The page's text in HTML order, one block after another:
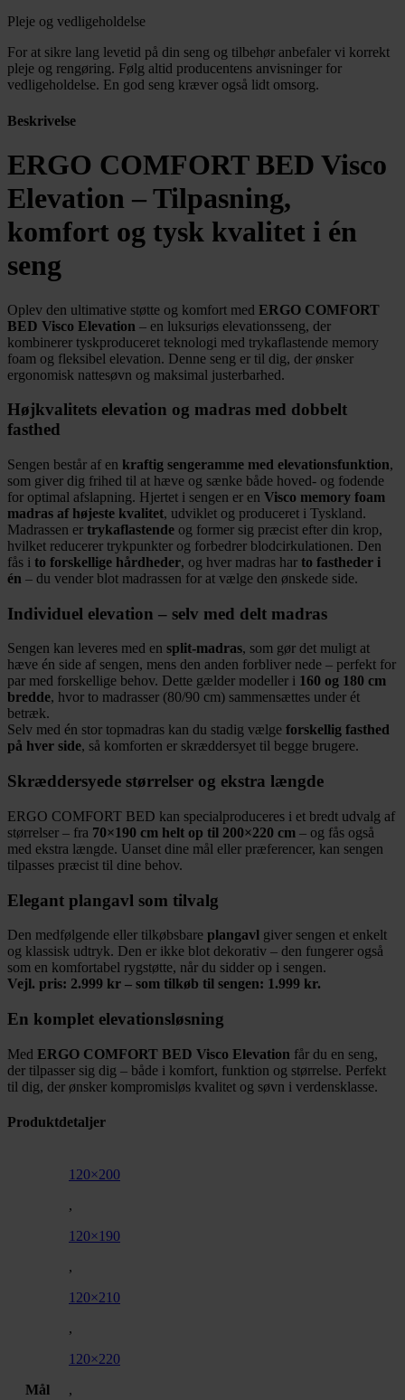
Pleje og vedligeholdelse
For at sikre lang levetid på din seng og tilbehør anbefaler vi korrekt
pleje og rengøring. Følg altid producentens anvisninger for
vedligeholdelse. En god seng kræver også lidt omsorg.
Beskrivelse
ERGO COMFORT BED Visco
Elevation – Tilpasning,
komfort og tysk kvalitet i én
seng
Oplev den ultimative støtte og komfort med ERGO COMFORT
BED Visco Elevation – en luksuriøs elevationsseng, der
kombinerer tyskproduceret teknologi med trykaflastende memory
foam og fleksibel elevation. Denne seng er til dig, der ønsker
ergonomisk nattesøvn og maksimal justerbarhed.
Højkvalitets elevation og madras med dobbelt
fasthed
Sengen består af en kraftig sengeramme med elevationsfunktion,
som giver dig frihed til at hæve og sænke både hoved- og fodende
for optimal afslapning. Hjertet i sengen er en Visco memory foam
madras af højeste kvalitet, udviklet og produceret i Tyskland.
Madrassen er trykaflastende og former sig præcist efter din krop,
hvilket reducerer trykpunkter og forbedrer blodcirkulationen. Den
fås i to forskellige hårdheder, og hver madras har to fastheder i
én – du vender blot madrassen for at vælge den ønskede side.
Individuel elevation – selv med delt madras
Sengen kan leveres med en split-madras, som gør det muligt at
hæve én side af sengen, mens den anden forbliver nede – perfekt for
par med forskellige behov. Dette gælder modeller i 160 og 180 cm
bredde, hvor to madrasser (80/90 cm) sammensættes under ét
betræk.
Selv med én stor topmadras kan du stadig vælge forskellig fasthed
på hver side, så komforten er skræddersyet til begge brugere.
Skræddersyede størrelser og ekstra længde
ERGO COMFORT BED kan specialproduceres i et bredt udvalg af
størrelser – fra 70×190 cm helt op til 200×220 cm – og fås også
med ekstra længde. Uanset dine mål eller præferencer, kan sengen
tilpasses præcist til dine behov.
Elegant plangavl som tilvalg
Den medfølgende eller tilkøbsbare plangavl giver sengen et enkelt
og klassisk udtryk. Den er ikke blot dekorativ – den fungerer også
som en komfortabel rygstøtte, når du sidder op i sengen.
Vejl. pris: 2.999 kr – som tilkøb til sengen: 1.999 kr.
En komplet elevationsløsning
Med ERGO COMFORT BED Visco Elevation får du en seng,
der tilpasser sig dig – både i komfort, funktion og størrelse. Perfekt
til dig, der ønsker kompromisløs kvalitet og søvn i verdensklasse.
Produktdetaljer
Mål
120×200
,
120×190
,
120×210
,
120×220
,